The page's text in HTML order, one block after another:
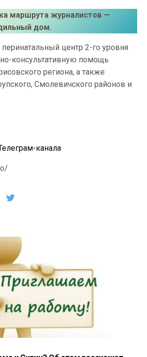
маршрута журналистов —
дом.
центр 2-го уровня
консультативную помощь
региона, а также
Смолевичского районов и
канала